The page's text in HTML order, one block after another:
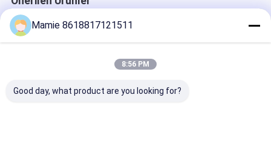
Mamie 8618817121511
8:56 PM
Good day, what product are you looking for?